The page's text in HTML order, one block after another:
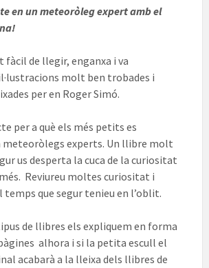
en un meteoròleg expert amb el
de llegir, enganxa i va
molt ben trobades i
per en Roger Simó.
per a què els més petits es
meteoròlegs experts. Un llibre molt
us desperta la cuca de la curiositat
Reviureu moltes curiositat i
temps que segur tenieu en l’oblit.
de llibres els expliquem en forma
alhora i si la petita escull el
acabarà a la lleixa dels llibres de